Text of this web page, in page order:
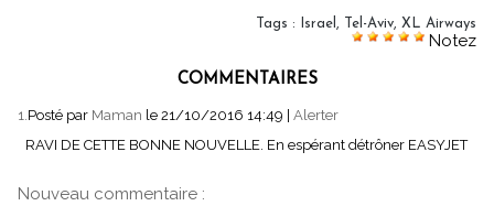
Tags : Israel , Tel-Aviv, XL Airways
Notez
COMMENTAIRES
1.Posté par Maman le 21/10/2016 14:49
Alerter
RAVI DE CETTE BONNE NOUVELLE. En espérant détrôner EASYJET
Nouveau commentaire :